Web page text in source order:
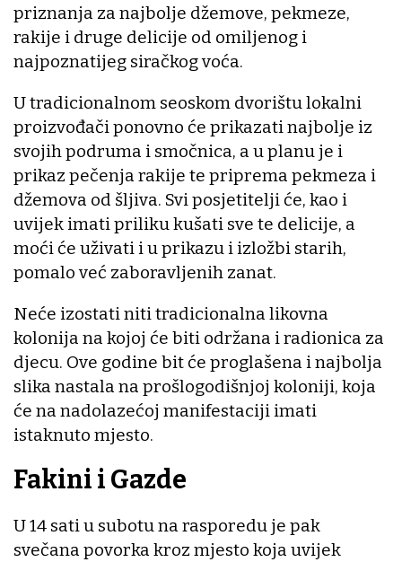
priznanja za najbolje džemove, pekmeze,
rakije i druge delicije od omiljenog i
najpoznatijeg siračkog voća.
U tradicionalnom seoskom dvorištu lokalni
proizvođači ponovno će prikazati najbolje iz
svojih podruma i smočnica, a u planu je i
prikaz pečenja rakije te priprema pekmeza i
džemova od šljiva. Svi posjetitelji će, kao i
uvijek imati priliku kušati sve te delicije, a
moći će uživati i u prikazu i izložbi starih,
pomalo već zaboravljenih zanat.
Neće izostati niti tradicionalna likovna
kolonija na kojoj će biti održana i radionica za
djecu. Ove godine bit će proglašena i najbolja
slika nastala na prošlogodišnjoj koloniji, koja
će na nadolazećoj manifestaciji imati
istaknuto mjesto.
Fakini i Gazde
U 14 sati u subotu na rasporedu je pak
svečana povorka kroz mjesto koja uvijek